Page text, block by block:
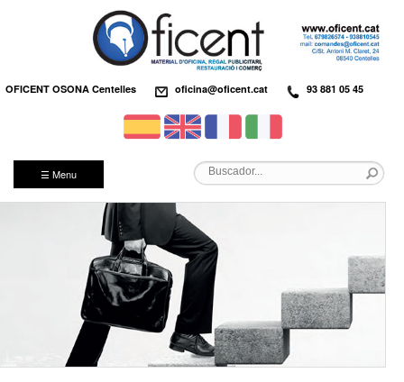
OFICENT OSONA Centelles oficina@oficent.cat 93 881 05 45
☰ Menu